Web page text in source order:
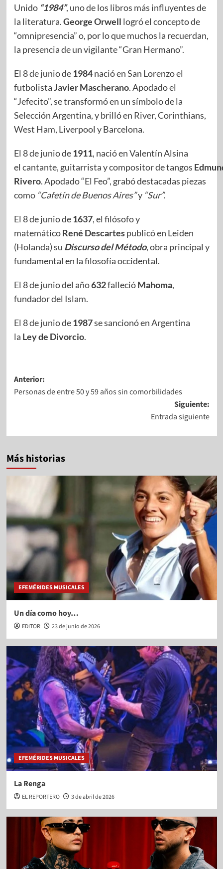
Unido “1984”, uno de los libros más influyentes de
la literatura.George Orwell logró el concepto de
“omnipresencia” o, por lo que muchos la recuerdan,
la presencia de un vigilante “Gran Hermano”.
El 8 de junio de1984nació en San Lorenzo el
futbolistaJavier Mascherano. Apodado el
“Jefecito”, se transformó en un símbolo de la
Selección Argentina, y brilló en River, Corinthians,
West Ham, Liverpool y Barcelona.
El 8 de junio de1911, nació en Valentín Alsina
el cantante, guitarrista y compositor de tangos
Rivero. Apodado “El Feo”, grabó destacadas piezas
como “Cafetín de Buenos Aires”y “Sur”.
El 8 de junio de1637, el filósofo y
matemáticoRené Descartespublicó en Leiden
(Holanda) su Discurso del Método, obra principal y
fundamental en la filosofía occidental.
El 8 de junio del año632fallecióMahoma,
fundador del Islam.
El 8 de junio de1987se sancionó en Argentina
la Ley de Divorcio.
Anterior:
Personas de entre 50 y 59 años sin comorbilidades
Siguiente:
Entrada siguiente
Más historias
EFEMÉRIDES MUSICALES
Un día como hoy…
EDITOR 23 de junio de 2026
EFEMÉRIDES MUSICALES
La Renga
EL REPORTERO 3 de abril de 2026